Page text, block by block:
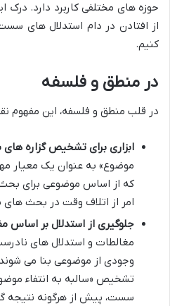
حوزه های مختلفی کاربرد دارد.
از افتادن در دام استدلال های
کنیم.
در منطق و فلسفه
در قلب منطق و فلسفه، این مفهوم
ابزاری برای تشخیص گزاره های
موضوع» به عنوان یک معیار
که از اساس موضوعی برای بحث
امر از اتلاف وقت در بحث
جلوگیری از استدلال بر اساس
مغالطات و استدلال های
وجودی از موضوعی بنا می
تشخیص «سالبه به انتفاء
سست، پیش از هرگونه نتیجه